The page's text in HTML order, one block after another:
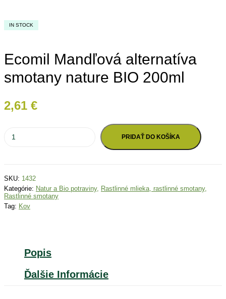
IN STOCK
Ecomil Mandľová alternatíva
smotany nature BIO 200ml
2,61 €
Ecomil
nature
BIO
200ml
PRIDAŤ DO KOŠÍKA
SKU: 1432
Kategórie: Natur a Bio potraviny, Rastlinné mlieka, rastlinné smotany,
Rastlinné smotany
Tag: Kov
Popis
Ďalšie Informácie